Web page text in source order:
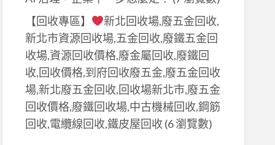
【回收專區】
新北回收場,廢五金回收,
新北市資源回收場,五金回收,廢鐵五金回
收場,資源回收價格,廢金屬回收,廢鐵回
收,回收價格,到府回收廢五金,廢五金回收
場,新北廢五金回收,回收場新北市,廢五金
回收價格,廢鐵回收場,中古機械回收,鋼筋
回收,電纜線回收,鐵皮屋回收(6 瀏覽數)